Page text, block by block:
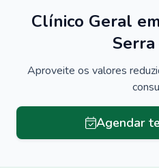
Clínico Geral
Serra
Aproveite os valores
Agendar